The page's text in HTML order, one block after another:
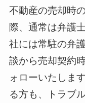
不動産の売却時
際、通常は弁護
社には常駐の弁
談から売却契約
ォローいたしま
る方も、トラブ